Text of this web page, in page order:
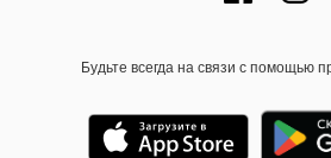
Будьте всегда на связи с помощью